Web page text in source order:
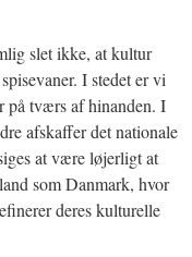
slet ikke, at kultur
I stedet er vi
på tværs af hinanden. I
afskaffer det nationale
at være løjerligt at
som Danmark, hvor
deres kulturelle